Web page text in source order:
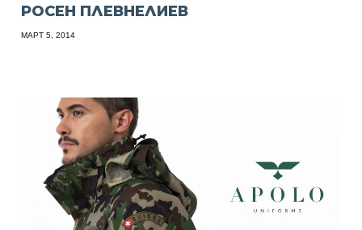
РОСЕН ПЛЕВНЕЛИЕВ
МАРТ 5, 2014